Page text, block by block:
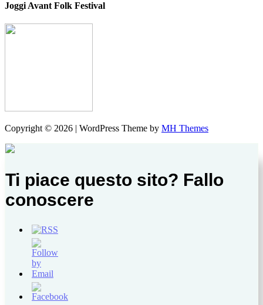
Joggi Avant Folk Festival
Copyright © 2026 | WordPress Theme by MH Themes
Ti piace questo sito? Fallo
conoscere